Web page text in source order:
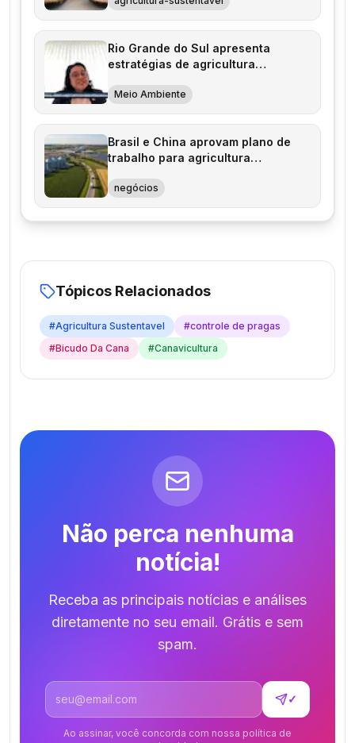
Rio Grande do Sul apresenta
estratégias de agricultura
Meio Ambiente
Brasil e China aprovam plano de
trabalho para agricultura
negócios
Tópicos Relacionados
#Agricultura Sustentavel #controle de pragas
#Bicudo Da Cana #Canavicultura
Não perca nenhuma
notícia!
Receba as principais notícias e análises
diretamente no seu email. Grátis e sem
spam.
Endereço de email
✓
Ao assinar, você concorda com nossa política de